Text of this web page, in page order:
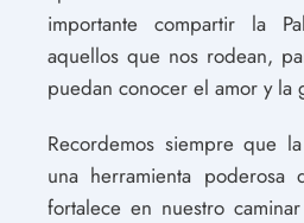
importante compartir la
aquellos que nos rodean,
puedan conocer el amor y la
Recordemos siempre que
una herramienta
fortalece en nuestro